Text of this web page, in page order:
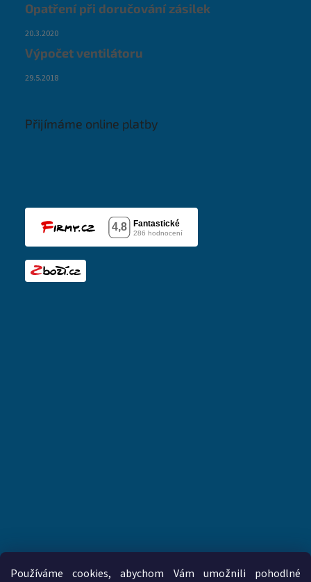
Používáme cookies, abychom Vám umožnili pohodlné
Opatření při doručování zásilek
20.3.2020
Výpočet ventilátoru
29.5.2018
Přijímáme online platby